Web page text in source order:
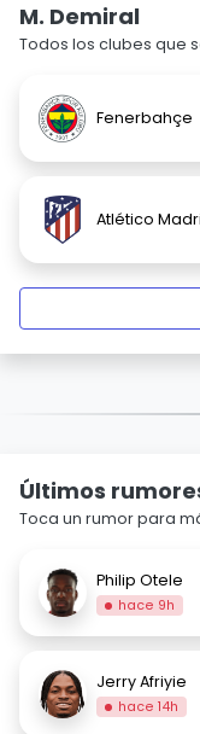
M. Demiral
Todos los clubes que
Fenerbahçe
Atlético
Últimos
Toca un rumor para
Philip Otele
hace 9h
Jerry Afriyie
hace 14h